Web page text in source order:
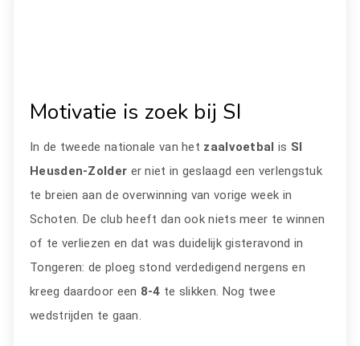
Motivatie is zoek bij SI
In de tweede nationale van het zaalvoetbal is SI
Heusden-Zolder er niet in geslaagd een verlengstuk
te breien aan de overwinning van vorige week in
Schoten. De club heeft dan ook niets meer te winnen
of te verliezen en dat was duidelijk gisteravond in
Tongeren: de ploeg stond verdedigend nergens en
kreeg daardoor een 8-4 te slikken. Nog twee
wedstrijden te gaan.